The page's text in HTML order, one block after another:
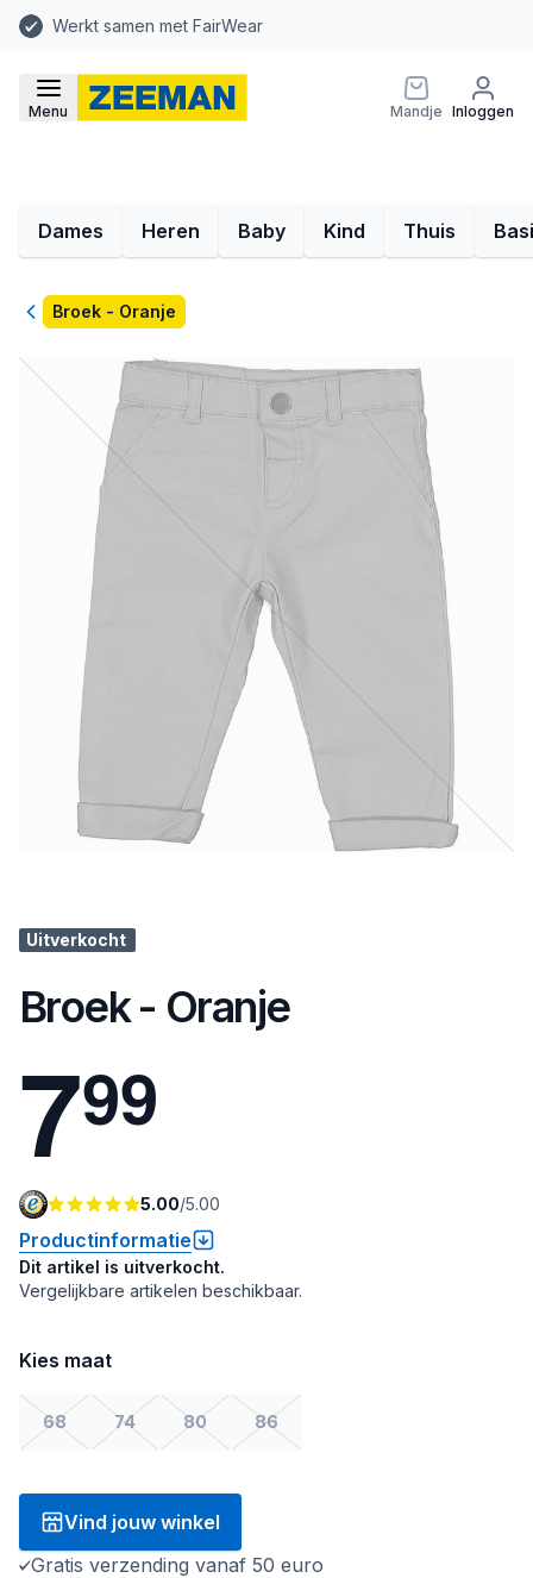
Werkt samen met FairWear
Menu Mandje Inloggen
Dames Heren Baby Kind Thuis
TerugBroek - Oranje
Uitverkocht
Broek - Oranje
799
5.00/5.00
Productinformatie
Dit artikel is uitverkocht.
Vergelijkbare artikelen beschikbaar.
Kies maat
68 74 80 86
Vind jouw winkel
Gratis verzending vanaf 50 euro